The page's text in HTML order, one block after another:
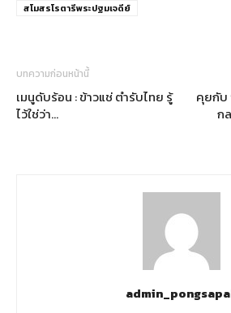
สโมสรโรตารีพระปฐมเจดีย์
บทความก่อนหน้านี้
เมนูดับร้อน : ข้าวแช่ ตำรับไทย รู้
ไว้ใช่ว่า…
คุยกับ
ก